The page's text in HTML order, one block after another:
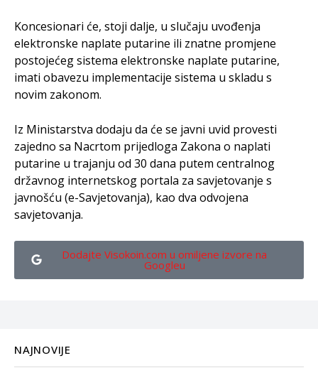
Koncesionari će, stoji dalje, u slučaju uvođenja
elektronske naplate putarine ili znatne promjene
postojećeg sistema elektronske naplate putarine,
imati obavezu implementacije sistema u skladu s
novim zakonom.
Iz Ministarstva dodaju da će se javni uvid provesti
zajedno sa Nacrtom prijedloga Zakona o naplati
putarine u trajanju od 30 dana putem centralnog
državnog internetskog portala za savjetovanje s
javnošću (e-Savjetovanja), kao dva odvojena
savjetovanja.
Dodajte Visokoin.com u omiljene izvore na
Googleu
NAJNOVIJE